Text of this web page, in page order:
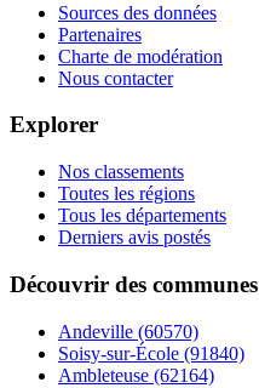
Sources des données
Partenaires
Charte de modération
Nous contacter
Explorer
Nos classements
Toutes les régions
Tous les départements
Derniers avis postés
Découvrir des communes
Andeville (60570)
Soisy-sur-École (91840)
Ambleteuse (62164)